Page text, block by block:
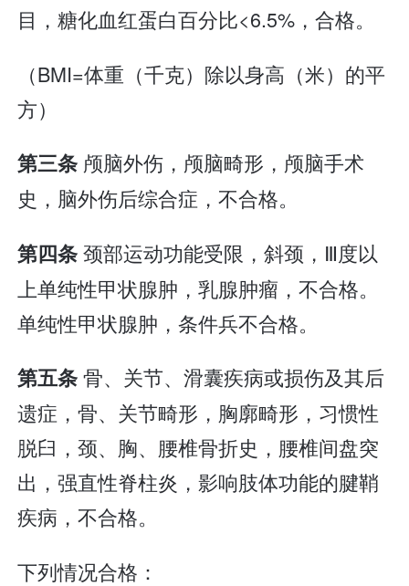
目，糖化血红蛋白百分比<6.5%，合格。
（BMI=体重（千克）除以身高（米）的平
方）
第三条 颅脑外伤，颅脑畸形，颅脑手术
史，脑外伤后综合症，不合格。
第四条颈部运动功能受限，斜颈，Ⅲ度以
上单纯性甲状腺肿，乳腺肿瘤，不合格。
单纯性甲状腺肿，条件兵不合格。
第五条骨、关节、滑囊疾病或损伤及其后
遗症，骨、关节畸形，胸廓畸形，习惯性
脱臼，颈、胸、腰椎骨折史，腰椎间盘突
出，强直性脊柱炎，影响肢体功能的腱鞘
疾病，不合格。
下列情况合格：